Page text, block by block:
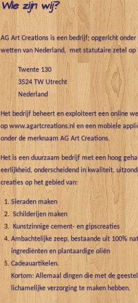
Wie zijn wij?
AG Art Creations is een bedrijf; opgericht onder
wetten van Nederland, met statutaire zetel op
Twente 130
3524 TW Utrecht
Nederland
Het bedrijf beheert en exploiteert een online
op www.agartcreations.nl en een mobiele
onder de merknaam AG Art Creations.
Het is een duurzaam bedrijf met een hoog
eerlijkheid, onderscheidend in kwaliteit,
creaties op het gebied van:
Sieraden maken
Schilderijen maken
Kunstzinnige cement- en gipscreaties
Ambachtelijke zeep, bestaande uit 100%
ingrediënten en plantaardige oliën
Cadeauartikelen.
Kortom: Allemaal dingen die met de
lichamelijke verzorging te maken hebben.